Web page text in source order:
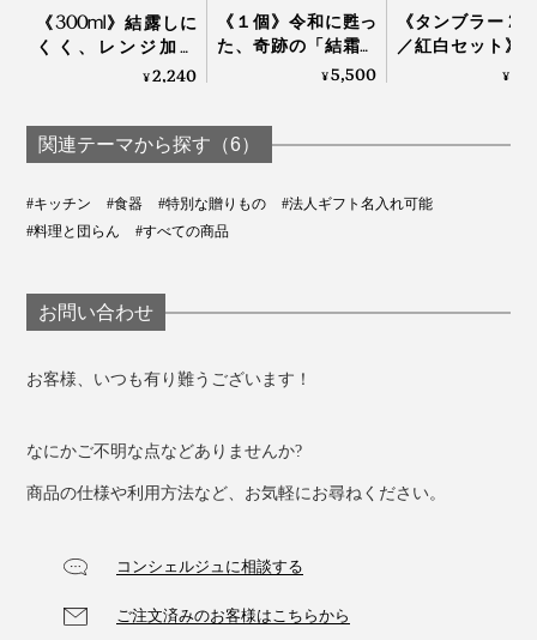
口がすぼめないことで、ワインが「舌の中央」だけでな
そうです。
ご購入１ヶ月以内なら、うっかりグラスを割ってしまっ
《300ml》結露しに
くく、レンジ加熱
OK、見る角度で表情
｜RayES
¥2,240
《１個》令和に甦っ
た、奇跡の「結霜グ
ラス」｜結霜月華
¥5,500
《タンブラー
／紅白セット》
ルやハイボール
ス（桐箱付き
¥
関連テーマから探す（6）
#キッチン #食器 #特別な贈りもの
#法人ギフト名入れ可能
#料理と団らん
#すべての商品
お問い合わせ
お客様、いつも有り難うございます！
なにかご不明な点などありませんか?
商品の仕様や利用方法など、お気軽にお尋ねください。
コンシェルジュに相談する
ご注文済みのお客様はこちらから